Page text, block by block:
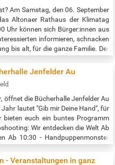
Am Samstag, den 06. September
Altonaer Rathaus der Klimatag
Uhr können sich Bürger:innen aus
informieren, schnacken
bis alt, für die ganze Familie. Der
Umwelt, Klima, Energie und…
Jenfelder Au
öffnet die Bücherhalle Jenfelder Au
lautet "Gib mir Deine Hand", für
bieten euch ein buntes Programm
Wir entdecken die Welt Ab
Ab 10:30 - Handpuppenmonster
Eine…
- Veranstaltungen in ganz